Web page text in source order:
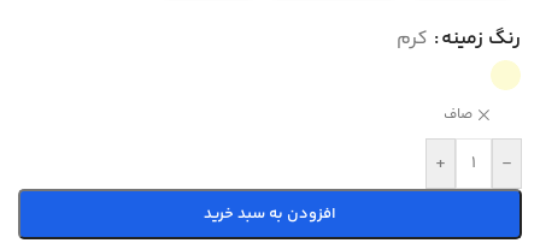
رنگ زمینه کرم
صاف
-
+
افزودن به سبد خرید